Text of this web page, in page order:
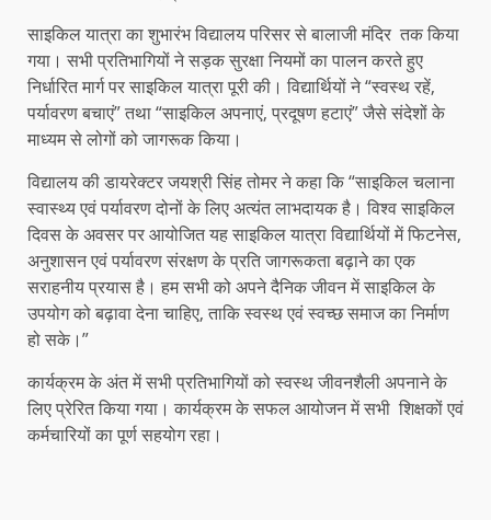
साइकिल यात्रा का शुभारंभ विद्यालय परिसर से बालाजी मंदिर तक किया
गया। सभी प्रतिभागियों ने सड़क सुरक्षा नियमों का पालन करते हुए
निर्धारित मार्ग पर साइकिल यात्रा पूरी की। विद्यार्थियों ने “स्वस्थ रहें,
पर्यावरण बचाएं” तथा “साइकिल अपनाएं, प्रदूषण हटाएं” जैसे संदेशों के
माध्यम से लोगों को जागरूक किया।
विद्यालय की डायरेक्टर जयश्री सिंह तोमर ने कहा कि “साइकिल चलाना
स्वास्थ्य एवं पर्यावरण दोनों के लिए अत्यंत लाभदायक है। विश्व साइकिल
दिवस के अवसर पर आयोजित यह साइकिल यात्रा विद्यार्थियों में फिटनेस,
अनुशासन एवं पर्यावरण संरक्षण के प्रति जागरूकता बढ़ाने का एक
सराहनीय प्रयास है। हम सभी को अपने दैनिक जीवन में साइकिल के
उपयोग को बढ़ावा देना चाहिए, ताकि स्वस्थ एवं स्वच्छ समाज का निर्माण
हो सके।”
कार्यक्रम के अंत में सभी प्रतिभागियों को स्वस्थ जीवनशैली अपनाने के
लिए प्रेरित किया गया। कार्यक्रम के सफल आयोजन में सभी शिक्षकों एवं
कर्मचारियों का पूर्ण सहयोग रहा।